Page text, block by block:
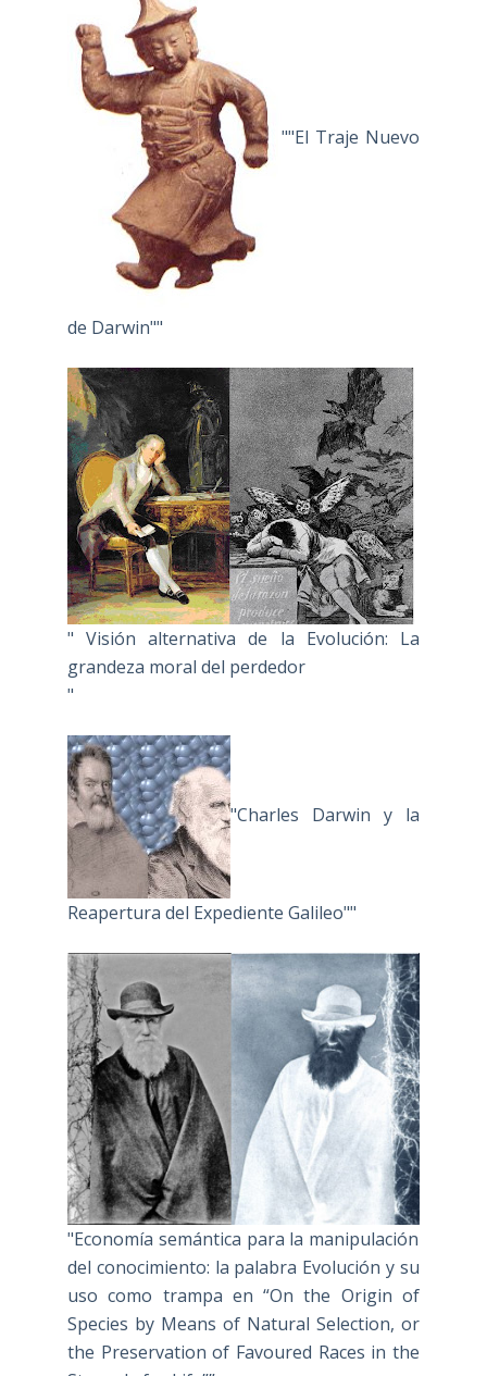
""El Traje Nuevo
de Darwin""
" Visión alternativa de la Evolución: La
grandeza moral del perdedor
"
"Charles Darwin y la
Reapertura del Expediente Galileo""
"Economía semántica para la manipulación
del conocimiento: la palabra Evolución y su
uso como trampa en “On the Origin of
Species by Means of Natural Selection, or
the Preservation of Favoured Races in the